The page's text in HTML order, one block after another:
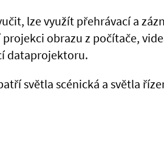
lze využít přehrávací a
obrazu z počítače,
dataprojektoru.
světla scénická a světla